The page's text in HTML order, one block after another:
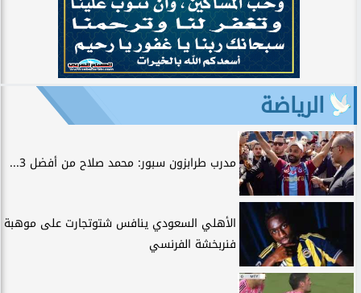
الرياضة
مدرب طرابزون سبور: محمد صلاح من أفضل 3...
الأهلي السعودي ينافس شتوتجارت على موهبة
فنربخشة الفرنسي